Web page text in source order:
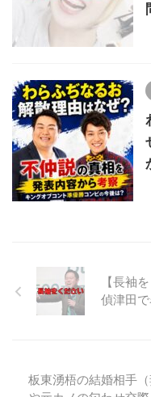
【長袖
偵津田
板東湧梧の結婚相手